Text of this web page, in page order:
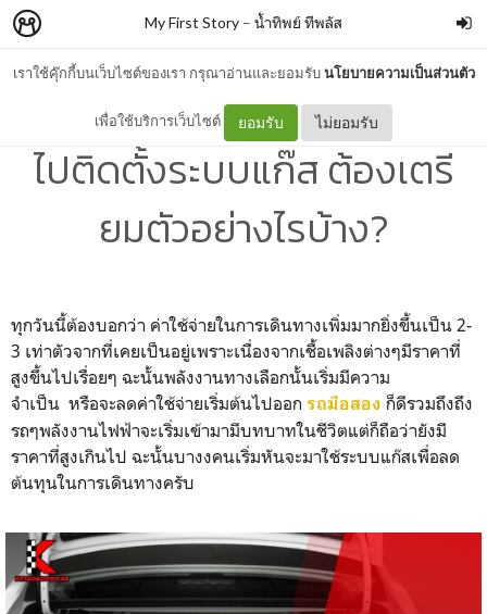
เราใช้คุ๊กกี้บนเว็บไซต์ของเรา กรุณาอ่านและยอมรับนโยบายความเป็นส่วนตัว
เพื่อใช้บริการเว็บไซต์ ยอมรับ ไม่ยอมรับ
My First Story – น้ำทิพย์ ทีพลัส
ในยุคน้ำมันแพงแบบนี้ อยาก
ไปติดตั้งระบบแก๊ส ต้องเตรี
ยมตัวอย่างไรบ้าง?
ทุกวันนี้ต้องบอกว่า ค่าใช้จ่ายในการเดินทางเพิ่มมากยิ่งขึ้นเป็น 2-
3 เท่าตัวจากที่เคยเป็นอยู่เพราะเนื่องจากเชื้อเพลิงต่างๆมีราคาที่
สูงขึ้นไปเรื่อยๆ ฉะนั้นพลังงานทางเลือกนั้นเริ่มมีความ
จำเป็น หรือจะลดค่าใช้จ่ายเริ่มต้นไปออก รถมือสอง ก็ดีรวมถึงถึง
รถๆพลังงานไฟฟ้าจะเริ่มเข้ามามีบทบาทในชีวิตแต่ก็ถือว่ายังมี
ราคาที่สูงเกินไป ฉะนั้นบางงคนเริ่มหันจะมาใช้ระบบแก๊สเพื่อลด
ต้นทุนในการเดินทางครับ